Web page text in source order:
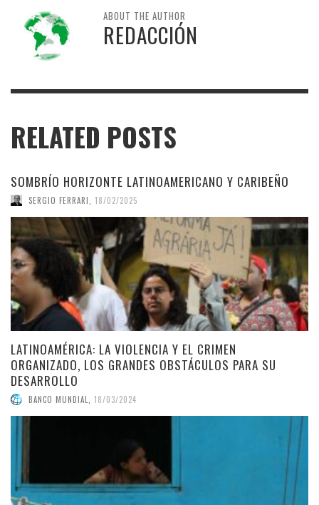
ABOUT THE AUTHOR
REDACCIÓN
RELATED POSTS
SOMBRÍO HORIZONTE LATINOAMERICANO Y CARIBEÑO
SERGIO FERRARI 18/02/2025
LATINOAMÉRICA: LA VIOLENCIA Y EL CRIMEN
ORGANIZADO, LOS GRANDES OBSTÁCULOS PARA SU
DESARROLLO
BANCO MUNDIAL 18/03/2024